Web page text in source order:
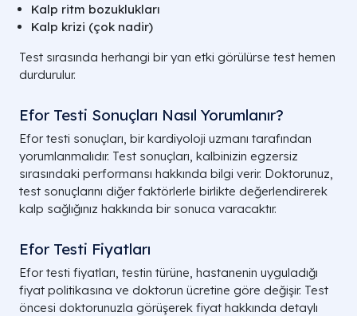
Kalp ritm bozuklukları
Kalp krizi (çok nadir)
Test sırasında herhangi bir yan etki görülürse test hemen
durdurulur.
Efor Testi Sonuçları Nasıl Yorumlanır?
Efor testi sonuçları, bir kardiyoloji uzmanı tarafından
yorumlanmalıdır. Test sonuçları, kalbinizin egzersiz
sırasındaki performansı hakkında bilgi verir. Doktorunuz,
test sonuçlarını diğer faktörlerle birlikte değerlendirerek
kalp sağlığınız hakkında bir sonuca varacaktır.
Efor Testi Fiyatları
Efor testi fiyatları, testin türüne, hastanenin uyguladığı
fiyat politikasına ve doktorun ücretine göre değişir. Test
öncesi doktorunuzla görüşerek fiyat hakkında detaylı